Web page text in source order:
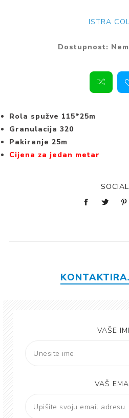
ISTRA
Dostupnost:
Rola spužve 115*25m
Granulacija 320
Pakiranje 25m
Cijena za jedan metar
SOCIAL
VAŠE
VAŠ